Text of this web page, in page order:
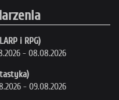
i RPG)
- 08.08.2026
- 09.08.2026